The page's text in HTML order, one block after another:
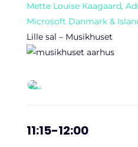
Mette Louise Kaagaard,
Microsoft Danmark &
Lille sal – Musikhuset
11:15-12:00